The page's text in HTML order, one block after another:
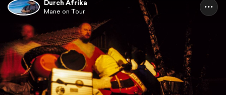
Durch Afrika
Mane on Tour